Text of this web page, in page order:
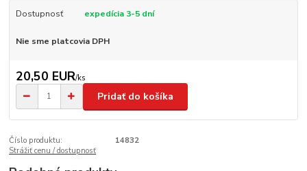
Dostupnosť expedícia 3-5 dní
Nie sme platcovia DPH
20,50 EUR/ks
Pridať do košíka
Číslo produktu:
14832
Strážiť cenu / dostupnosť